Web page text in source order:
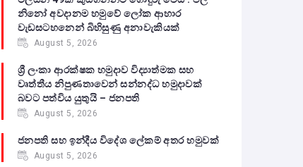
නිනෝ අවදානම හමුවේ ලෝක ආහාර
වැඩසටහනෙන් බිහිසුණු අනාවැකියක්
August 5, 2026
ශ්‍රී ලංකා ආරක්ෂක හමුදාව විද්‍යාත්මක සහ
වෘත්තීය නිපුණතාවෙන් සන්නද්ධ හමුදාවක්
බවට පත්විය යුතුයි – ජනපති
August 5, 2026
ජනපති සහ ඉන්දීය විදේශ ලේකම් අතර හමුවක්
August 5, 2026